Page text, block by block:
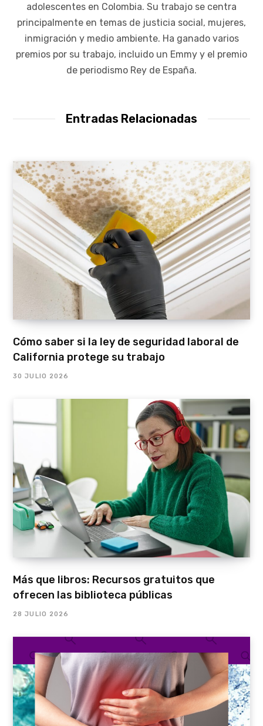
adolescentes en Colombia. Su trabajo se centra
principalmente en temas de justicia social, mujeres,
inmigración y medio ambiente. Ha ganado varios
premios por su trabajo, incluido un Emmy y el premio
de periodismo Rey de España.
Entradas Relacionadas
Cómo saber si la ley de seguridad laboral de
California protege su trabajo
30 JULIO 2026
Más que libros: Recursos gratuitos que
ofrecen las biblioteca públicas
28 JULIO 2026